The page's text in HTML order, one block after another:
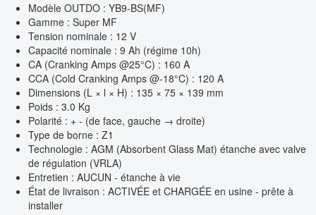
Modèle OUTDO : YB9-BS(MF)
Gamme : Super MF
Tension nominale : 12 V
Capacité nominale : 9 Ah (régime 10h)
CA (Cranking Amps @25°C) : 160 A
CCA (Cold Cranking Amps @-18°C) : 120 A
Dimensions (L × l × H) : 135 × 75 × 139 mm
Poids : 3.0 Kg
Polarité : + - (de face, gauche → droite)
Type de borne : Z1
Technologie : AGM (Absorbent Glass Mat) étanche avec valve
de régulation (VRLA)
Entretien : AUCUN - étanche à vie
État de livraison : ACTIVÉE et CHARGÉE en usine - prête à
installer